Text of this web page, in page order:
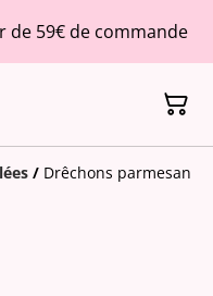
de 59€ de commande
/ Drêchons parmesan